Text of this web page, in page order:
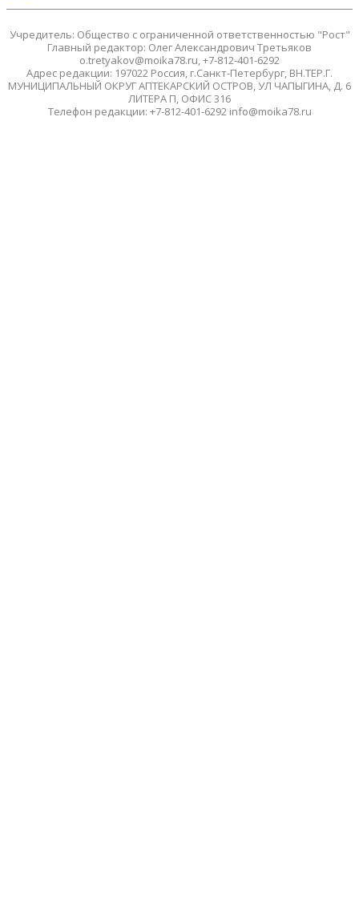
Учредитель: Общество с ограниченной ответственностью "Рост"
Главный редактор: Олег Александрович Третьяков
o.tretyakov@moika78.ru, +7-812-401-6292
Адрес редакции: 197022 Россия, г.Санкт-Петербург, ВН.ТЕР.Г.
МУНИЦИПАЛЬНЫЙ ОКРУГ АПТЕКАРСКИЙ ОСТРОВ, УЛ ЧАПЫГИНА, Д. 6
ЛИТЕРА П, ОФИС 316
Телефон редакции: +7-812-401-6292 info@moika78.ru